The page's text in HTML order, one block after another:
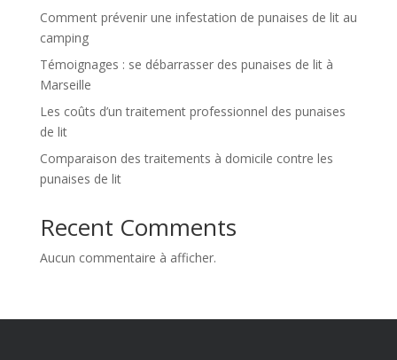
Comment prévenir une infestation de punaises de lit au
camping
Témoignages : se débarrasser des punaises de lit à
Marseille
Les coûts d’un traitement professionnel des punaises
de lit
Comparaison des traitements à domicile contre les
punaises de lit
Recent Comments
Aucun commentaire à afficher.